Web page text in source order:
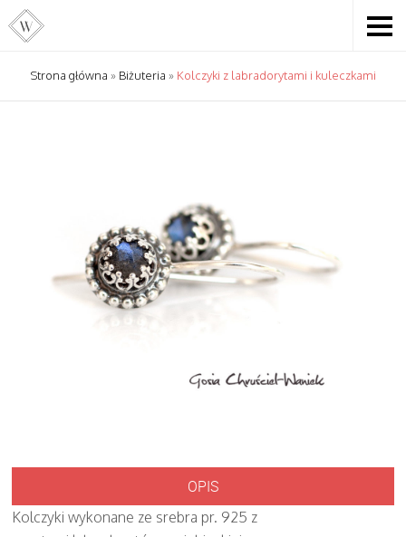
Strona główna » Biżuteria » Kolczyki z labradorytami i kuleczkami
OPIS
Kolczyki wykonane ze srebra pr. 925 z